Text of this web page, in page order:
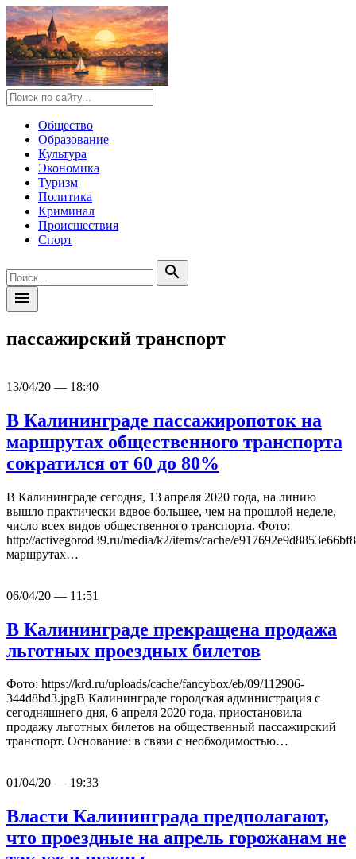
Общество
Образование
Культура
Экономика
Туризм
Политика
Криминал
Происшествия
Спорт
search
menu
пассажирский транспорт
13/04/20 — 18:40
В Калининграде пассажиропоток на
маршрутах общественного транспорта
сократился от 60 до 80%
В Калининграде сегодня, 13 апреля 2020 года, на линию
вышло практически вдвое большее, чем на прошлой неделе,
число всех видов общественного транспорта. Фото:
http://activegorod39.ru/media/k2/items/cache/
маршрутах…
06/04/20 — 11:51
В Калининграде прекращена продажа
льготных проездных билетов
Фото: https://krd.ru/uploads/cache/fancybox/eb/09/112906-
344d8bd3.jpgВ Калининграде городская администрация с
сегодняшнего дня, 6 апреля 2020 года, приостановила
продажу льготных билетов на общественный пассажирский
транспорт. Основание: в связи с необходимостью…
01/04/20 — 19:33
Власти Калининграда предполагают,
что проездные на апрель горожанам не